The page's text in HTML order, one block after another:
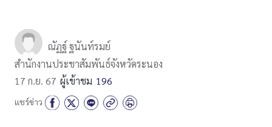
ณัฏฐ์ ฐนันท์รมย์
สำนักงานประชาสัมพันธ์จังหวัดระนอง
17 ก.ย. 67 ผู้เข้าชม 196
แชร์ข่าว